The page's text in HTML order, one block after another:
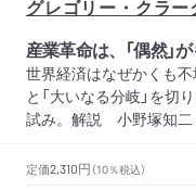
グレゴリー・クラー
産業革命は、「偶然」
世界経済はなぜかくも不
と「大いなる分岐」を
試み。解説 小野塚知二
定価2,310円 （10％税込）